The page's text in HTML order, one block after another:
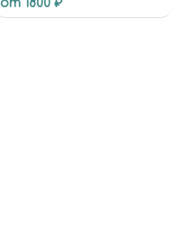
ВЬЕТНАМЕ
от 1800 ₽